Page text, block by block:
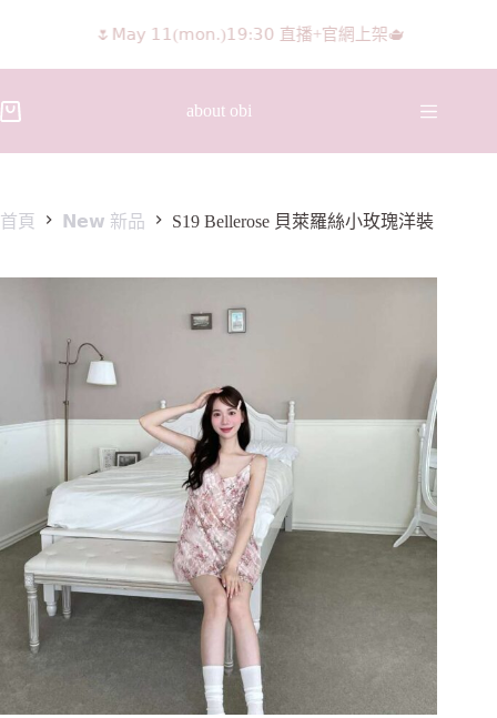
about obi
首頁 𝗡𝗲𝘄 新品 S19 Bellerose 貝萊羅絲小玫瑰洋裝